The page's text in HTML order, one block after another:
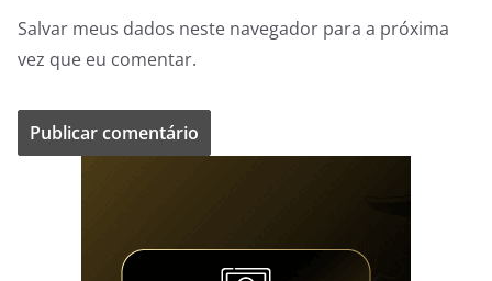
Salvar meus dados neste navegador para a próxima
vez que eu comentar.